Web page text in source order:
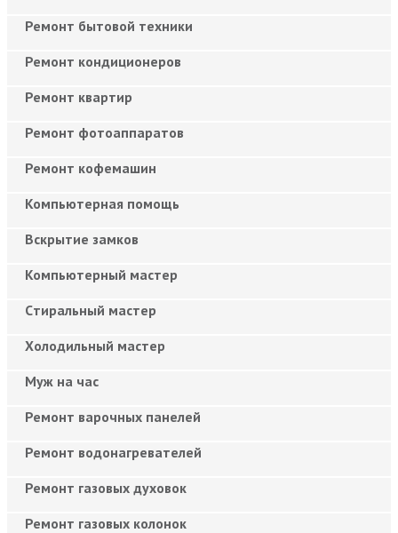
Ремонт бытовой техники
Ремонт кондиционеров
Ремонт квартир
Ремонт фотоаппаратов
Ремонт кофемашин
Компьютерная помощь
Вскрытие замков
Компьютерный мастер
Cтиральный мастер
Холодильный мастер
Муж на час
Ремонт варочных панелей
Ремонт водонагревателей
Ремонт газовых духовок
Ремонт газовых колонок